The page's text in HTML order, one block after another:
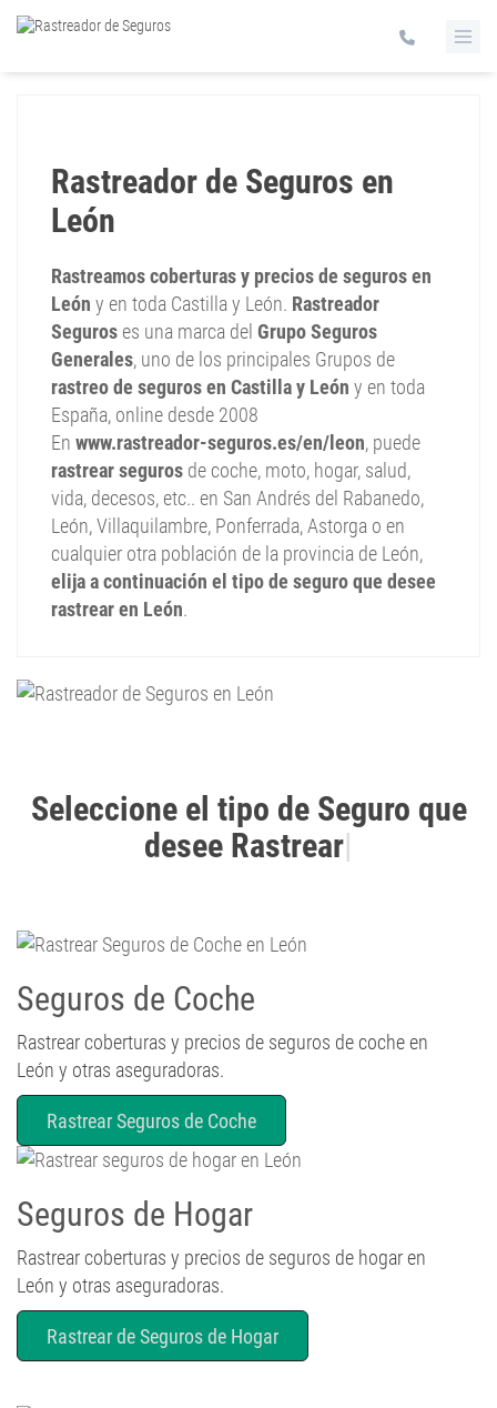
Rastreador de Seguros en
León
Rastreamos coberturas y precios de seguros en
León y en toda Castilla y León. Rastreador
Seguros es una marca del Grupo Seguros
Generales, uno de los principales Grupos de
rastreo de seguros en Castilla y León y en toda
España, online desde 2008
En www.rastreador-seguros.es/en/leon, puede
rastrear seguros de coche, moto, hogar, salud,
vida, decesos, etc.. en San Andrés del Rabanedo,
León, Villaquilambre, Ponferrada, Astorga o en
cualquier otra población de la provincia de León,
elija a continuación el tipo de seguro que desee
rastrear en León.
Ra|
Seguros de Coche
Rastrear coberturas y precios de seguros de coche en
León y otras aseguradoras.
Rastrear Seguros de Coche
Seguros de Hogar
Rastrear coberturas y precios de seguros de hogar en
León y otras aseguradoras.
Rastrear de Seguros de Hogar